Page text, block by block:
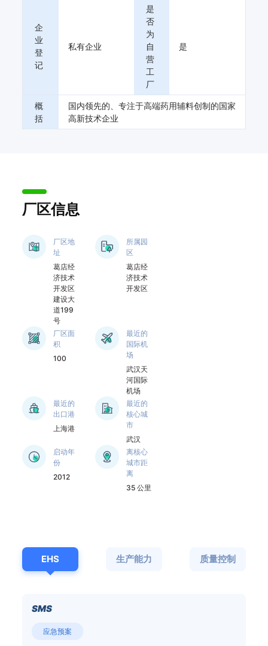
能力及行业影响力明
显提升，与国内外超
过500家大中型医药
制造企业、医药上市
许可持有人持建立了
长期稳固的合作关
系。
公司成立以来，高度
重视创新发展，与国
术攻关工程项目1项，
料标准制修订工作20
余项，并成为蓖麻
准起草单位。作为研
发驱动型企业，公司
围绕核心产品拥有专
公司专注于药用辅料
的研发、生产及应用
的产品及服务为质量
控制的核心目标，致
药用辅料供应商。
企
业
登
记
私有企业
是
否
为
自
营
工
厂
是
概
括
国内领先的、专注于高端药用辅料创制的国家
高新技术企业
厂区信息
厂区地
址
葛店经
济技术
开发区
建设大
道199
号
所属园
区
葛店经
济技术
开发区
厂区面
积
100
最近的
国际机
场
武汉天
河国际
机场
最近的
出口港
上海港
最近的
核心城
市
武汉
启动年
份
2012
离核心
城市距
离
35 公里
SMS
应急预案
EHS 生产能力 质量控制